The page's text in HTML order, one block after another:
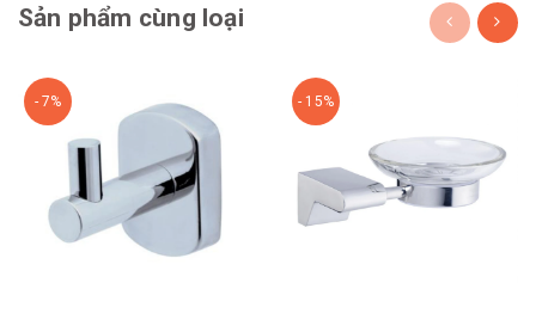
Sản phẩm cùng loại
- 7% - 15%